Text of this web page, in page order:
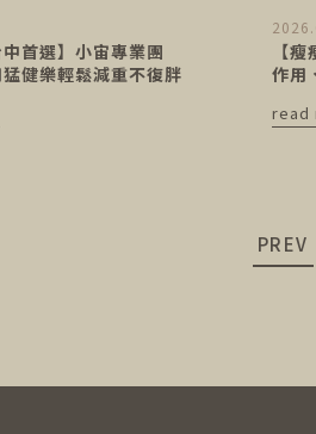
中首選】小宙專業團
健樂輕鬆減重不復胖
【
作用
read
PREV